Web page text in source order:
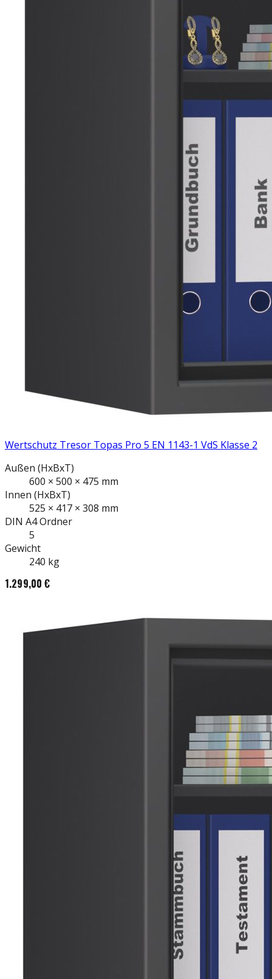
Wertschutz Tresor Topas Pro 5 EN 1143-1 VdS Klasse 2
Außen (HxBxT)
600 × 500 × 475 mm
Innen (HxBxT)
525 × 417 × 308 mm
DIN A4Ordner
5
Gewicht
240 kg
1.299,00 €